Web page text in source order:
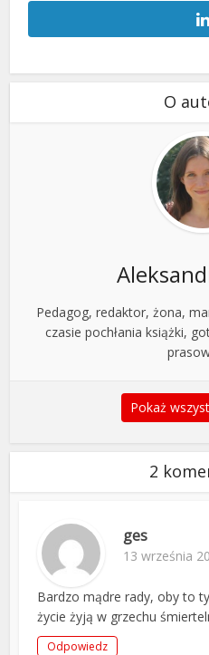
O
Pedagog, redaktor, żona,
czasie pochłania książki,
Pokaż
2
ges
13 września
Bardzo mądre rady, oby to
życie żyją w grzechu
Odpowiedz